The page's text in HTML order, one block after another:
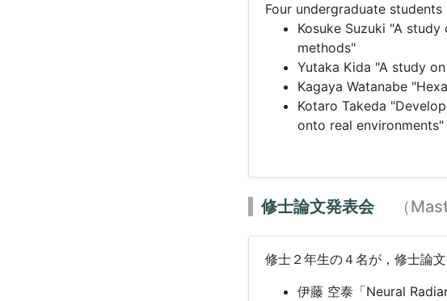
Four undergraduate
Kosuke Suzuki "A
methods"
Yutaka Kida "A study
Kagaya Watanabe
Kotaro Takeda
onto real environments"
修士論文発表会 （
修士２年生の４名が，修士論
伊藤 空泰「Neural